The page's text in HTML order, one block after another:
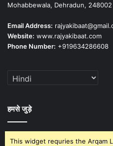
Mohabbewala, Dehradun, 248002
Email Address:
Website: www.rajyakibaat.com
Phone Number: +919634286608
हमसे जुड़े
This widget requries the Arqam